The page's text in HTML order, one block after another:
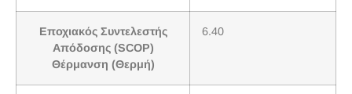
Εποχιακός Συντελεστής
Απόδοσης (SCOP)
Θέρμανση (Θερμή)
6.40